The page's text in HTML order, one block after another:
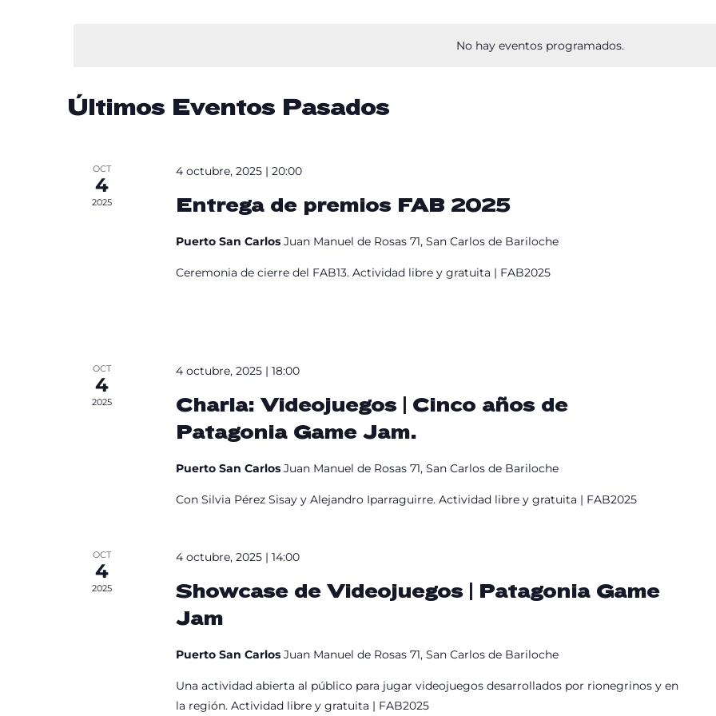
No hay eventos programados.
y
de
Eventos
Últimos Eventos Pasados
OCT
4
2025
4 octubre, 2025 | 20:00
Entrega de premios FAB 2025
Puerto San Carlos Juan Manuel de Rosas 71, San Carlos de Bariloche
Ceremonia de cierre del FAB13. Actividad libre y gratuita | FAB2025
OCT
4
2025
4 octubre, 2025 | 18:00
Charla: Videojuegos | Cinco años de
Patagonia Game Jam.
Puerto San Carlos Juan Manuel de Rosas 71, San Carlos de Bariloche
Con Silvia Pérez Sisay y Alejandro Iparraguirre. Actividad libre y gratuita | FAB2025
OCT
4
2025
4 octubre, 2025 | 14:00
Showcase de Videojuegos | Patagonia Game
Jam
Puerto San Carlos Juan Manuel de Rosas 71, San Carlos de Bariloche
Una actividad abierta al público para jugar videojuegos desarrollados por rionegrinos y en
la región. Actividad libre y gratuita | FAB2025